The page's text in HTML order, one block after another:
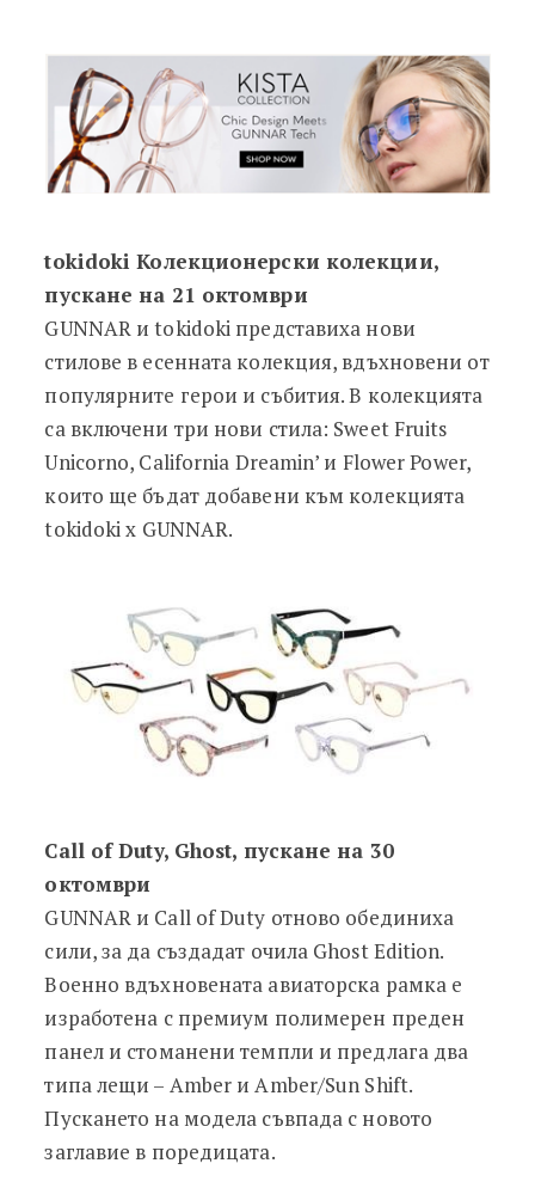
tokidoki Колекционерски колекции,
пускане на 21 октомври
GUNNAR и tokidoki представиха нови
стилове в есенната колекция, вдъхновени от
популярните герои и събития. В колекцията
са включени три нови стила: Sweet Fruits
Unicorno, California Dreamin’ и Flower Power,
които ще бъдат добавени към колекцията
tokidoki x GUNNAR.
Call of Duty, Ghost, пускане на 30
октомври
GUNNAR и Call of Duty отново обединиха
сили, за да създадат очила Ghost Edition.
Военно вдъхновената авиаторска рамка е
изработена с премиум полимерен преден
панел и стоманени темпли и предлага два
типа лещи – Amber и Amber/Sun Shift.
Пускането на модела съвпада с новото
заглавие в поредицата.